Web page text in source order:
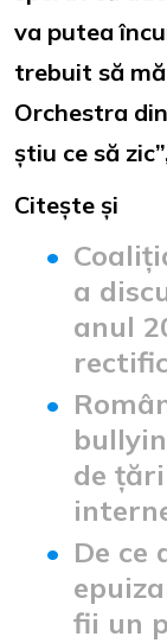
va putea
trebuit să
Orchestra
știu ce să
Citește și
a
anul
de țări
De ce
fii un